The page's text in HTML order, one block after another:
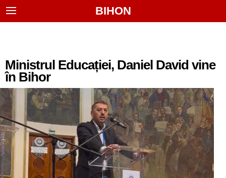
BIHON
Ministrul Educației, Daniel David vine
în Bihor